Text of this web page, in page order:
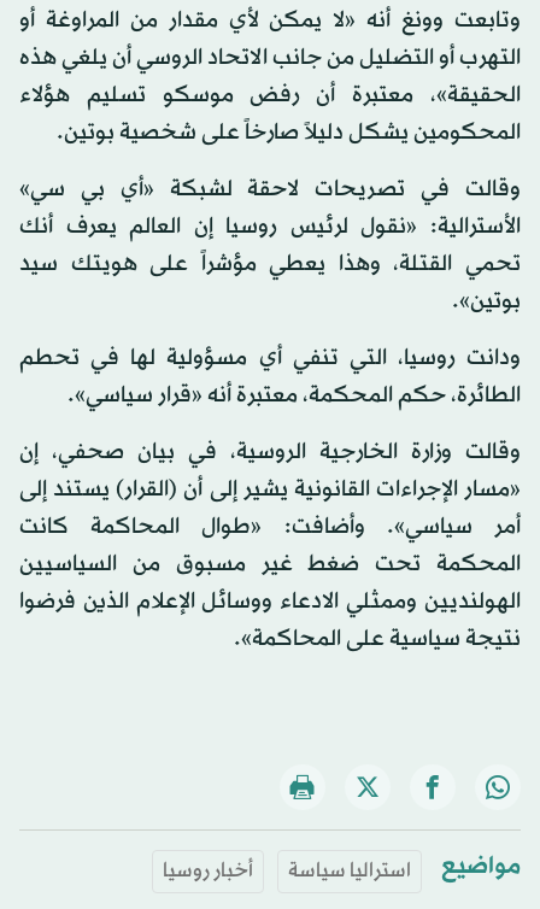
وتابعت وونغ أنه «لا يمكن لأي مقدار من المراوغة أو
التهرب أو التضليل من جانب الاتحاد الروسي أن يلغي هذه
الحقيقة»، معتبرة أن رفض موسكو تسليم هؤلاء
المحكومين يشكل دليلاً صارخاً على شخصية بوتين.
وقالت في تصريحات لاحقة لشبكة «أي بي سي»
الأسترالية: «نقول لرئيس روسيا إن العالم يعرف أنك
تحمي القتلة، وهذا يعطي مؤشراً على هويتك سيد
بوتين».
ودانت روسيا، التي تنفي أي مسؤولية لها في تحطم
الطائرة، حكم المحكمة، معتبرة أنه «قرار سياسي».
وقالت وزارة الخارجية الروسية، في بيان صحفي، إن
«مسار الإجراءات القانونية يشير إلى أن (القرار) يستند إلى
أمر سياسي». وأضافت: «طوال المحاكمة كانت
المحكمة تحت ضغط غير مسبوق من السياسيين
الهولنديين وممثلي الادعاء ووسائل الإعلام الذين فرضوا
نتيجة سياسية على المحاكمة».
مواضيع استراليا سياسة أخبار روسيا